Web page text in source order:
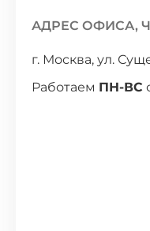
АДРЕС ОФИСА,
г. Москва, ул.
Работаем ПН-ВС